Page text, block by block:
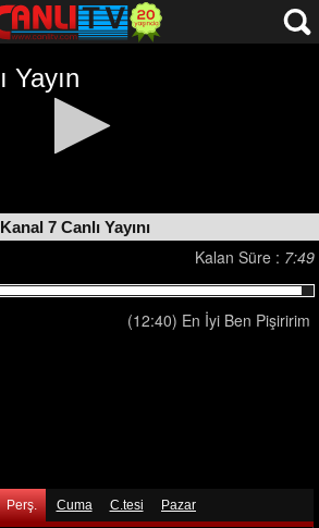
Kanal 7 Canlı Yayını
Kalan Süre : 7:49
(12:40) En İyi Ben Pişiririm
Perş. Cuma C.tesi Pazar